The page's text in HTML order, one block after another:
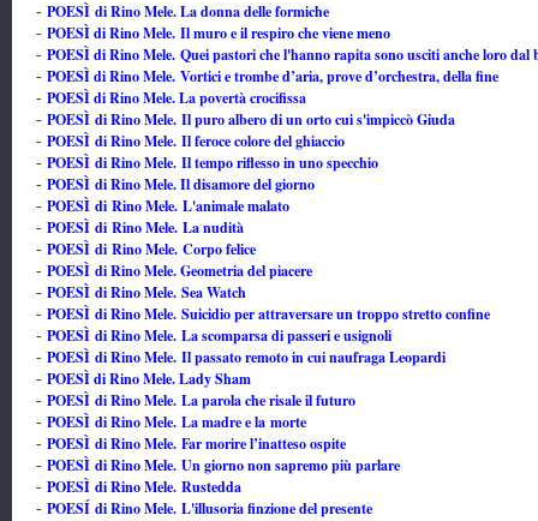
- POESÌ di Rino Mele. La donna delle formiche
- POESÌ di Rino Mele. Il muro e il respiro che viene meno
- POESÌ di Rino Mele. Quei pastori che l'hanno rapita sono usciti anche loro dal
- POESÌ di Rino Mele. Vortici e trombe d’aria, prove d’orchestra, della fine
- POESÌ di Rino Mele. La povertà crocifissa
- POESÌ di Rino Mele. Il puro albero di un orto cui s'impiccò Giuda
- POESÌ di Rino Mele. Il feroce colore del ghiaccio
- POESÌ di Rino Mele. Il tempo riflesso in uno specchio
- POESÌ di Rino Mele. Il disamore del giorno
- POESÌ di Rino Mele. L'animale malato
- POESÌ di Rino Mele. La nudità
- POESÌ di Rino Mele. Corpo felice
- POESÌ di Rino Mele. Geometria del piacere
- POESÌ di Rino Mele. Sea Watch
- POESÌ di Rino Mele. Suicidio per attraversare un troppo stretto confine
- POESÌ di Rino Mele. La scomparsa di passeri e usignoli
- POESÌ di Rino Mele. Il passato remoto in cui naufraga Leopardi
- POESÌ di Rino Mele. Lady Sham
- POESÌ di Rino Mele. La parola che risale il futuro
- POESÌ di Rino Mele. La madre e la morte
- POESÌ di Rino Mele. Far morire l’inatteso ospite
- POESÌ di Rino Mele. Un giorno non sapremo più parlare
- POESÌ di Rino Mele. Rustedda
- POESÍ di Rino Mele. L'illusoria finzione del presente